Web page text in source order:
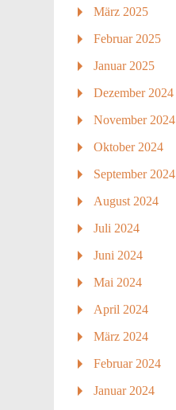
März 2025
Februar 2025
Januar 2025
Dezember 2024
November 2024
Oktober 2024
September 2024
August 2024
Juli 2024
Juni 2024
Mai 2024
April 2024
März 2024
Februar 2024
Januar 2024